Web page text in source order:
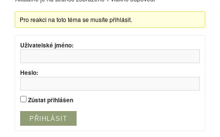
Pro reakci na toto téma se musíte přihlásit.
Uživatelské jméno:
Heslo:
Zůstat přihlášen
PŘIHLÁSIT